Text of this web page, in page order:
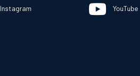
Instagram YouTube